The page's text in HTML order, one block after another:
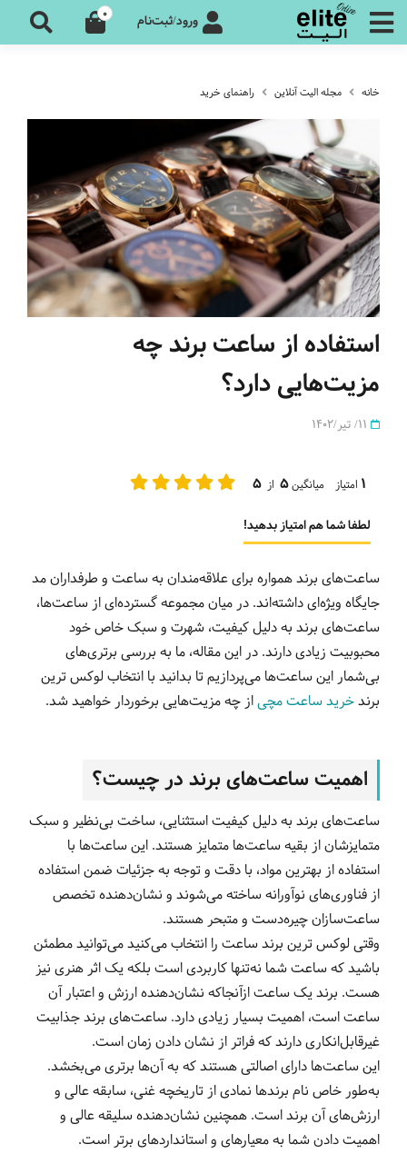
ورود/ثبت‌نام 0
خانه مجله الیت آنلاین راهنمای خرید
استفاده از ساعت برند چه
مزیت‌‌هایی دارد؟
1 امتیاز میانگین5 از 5
لطفا شما هم امتیاز بدهید!
ساعت‌های برند همواره برای علاقه‌مندان به ساعت و طرفداران مد
جایگاه ویژه‌ای داشته‌اند. در میان مجموعه‌ گسترده‌ای از ساعت‌ها،
ساعت‌های برند به دلیل کیفیت، شهرت و سبک خاص خود
محبوبیت زیادی دارند. در این مقاله، ما به بررسی برتری‌های
بی‌شمار این ساعت‌ها می‌پردازیم تا بدانید با انتخاب لوکس ترین
برندخرید ساعت مچیاز چه مزیت‌هایی برخوردار خواهید شد.
اهمیت ساعت‌های برند در چیست؟‌
ساعت‌های برند به دلیل کیفیت استثنایی، ساخت بی‌نظیر و سبک
متمایزشان از بقیه ساعت‌ها متمایز هستند. این ساعت‌ها با
استفاده از بهترین مواد، با دقت و توجه به جزئیات ضمن استفاده
از فناوری‌های نوآورانه ساخته می‌شوند و نشان‌دهنده تخصص
ساعت‌سازان چیره‌دست و متبحر هستند.
وقتی لوکس ترین برند ساعت را انتخاب می‌کنید می‌توانید مطمئن
باشید که ساعت شما نه‌تنها کاربردی است بلکه یک اثر هنری نیز
هست. برند یک ساعت ازآنجاکه نشان‌دهنده ارزش و اعتبار آن
ساعت است، اهمیت بسیار زیادی دارد. ساعت‌های برند جذابیت
غیرقابل‌انکاری دارند که فراتر از نشان دادن زمان است.
این ساعت‌ها دارای اصالتی هستند که به آن‌ها برتری می‌بخشد.
به‌طور خاص نام برندها نمادی از تاریخچه غنی، سابقه عالی و
ارزش‌های آن برند است. همچنین نشان‌دهنده سلیقه عالی و
اهمیت دادن شما به معیارهای و استانداردهای برتر است.